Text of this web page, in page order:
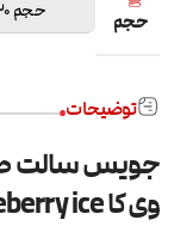
حجم حجم 30 میلی لیتر
توضیحات
جویس سالت
وی کا BLVK Grapefruit Blueberry ice